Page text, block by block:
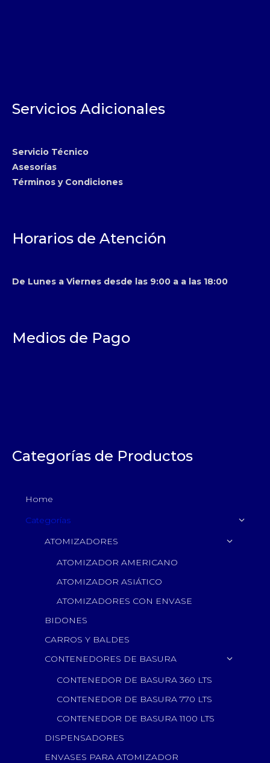
Servicios Adicionales
Servicio Técnico
Asesorías
Términos y Condiciones
Horarios de Atención
De Lunes a Viernes desde las 9:00 a a las 18:00
Medios de Pago
Categorías de Productos
Home
Categorías
ATOMIZADORES
ATOMIZADOR AMERICANO
ATOMIZADOR ASIÁTICO
ATOMIZADORES CON ENVASE
BIDONES
CARROS Y BALDES
CONTENEDORES DE BASURA
CONTENEDOR DE BASURA 360 LTS
CONTENEDOR DE BASURA 770 LTS
CONTENEDOR DE BASURA 1100 LTS
DISPENSADORES
ENVASES PARA ATOMIZADOR